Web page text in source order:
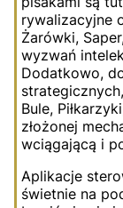
rywalizacyjne
Żarówki,
wyzwań
Dodatkowo,
Bule,
złożonej
wciągającą i
Aplikacje
świetnie na